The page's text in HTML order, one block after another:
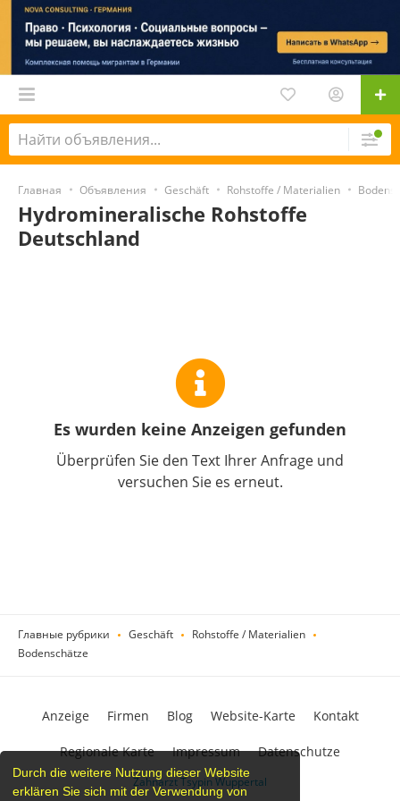
Durch die weitere Nutzung dieser Website
erklären Sie sich mit der Verwendung von
Главная Объявления Geschäft Rohstoffe / Materialien
Hydromineralische Rohstoffe
Deutschland
Es wurden keine Anzeigen gefunden
Überprüfen Sie den Text Ihrer Anfrage und
versuchen Sie es erneut.
Главные рубрики Geschäft
Rohstoffe / Materialien
Bodenschätze
Zahnarzt Tsypin Wuppertal
Anzeige Firmen Blog Website-Karte Kontakt
Regionale Karte Impressum Datenschutze